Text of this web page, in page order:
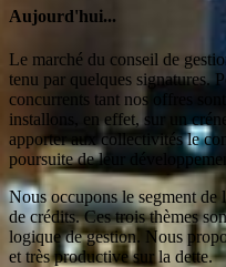
Aujourd'hui...
Le marché du conseil de
tenu par quelques signatures.
concurrents tant nos offres
installons, en effet, sur un
apporter aux collectivités le
poursuite de leur
Nous occupons le segment
de crédits. Ces trois thèmes
logique de gestion. Nous
et très productive sur la dette.